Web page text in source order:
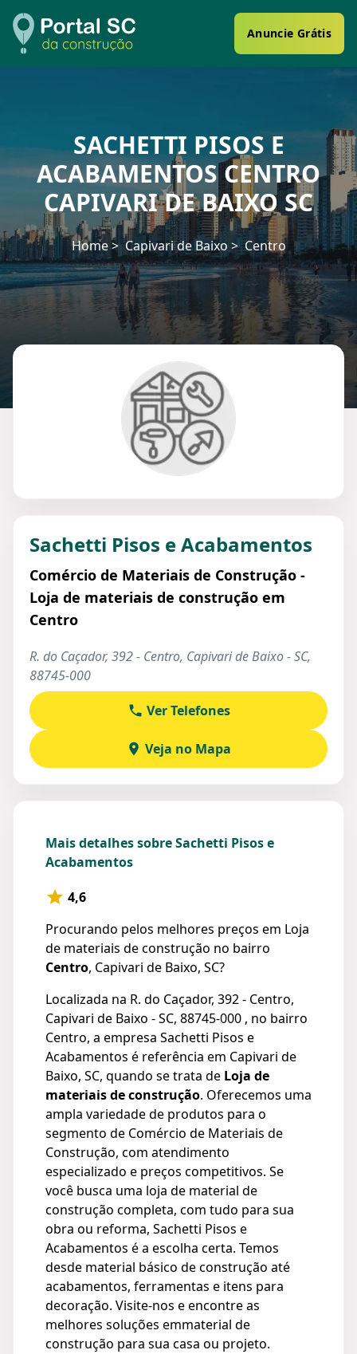
Anuncie Grátis
SACHETTI PISOS E
ACABAMENTOS CENTRO
CAPIVARI DE BAIXO SC
Home Capivari de Baixo Centro
Sachetti Pisos e Acabamentos
Comércio de Materiais de Construção -
Loja de materiais de construção em
Centro
R. do Caçador, 392 - Centro, Capivari de Baixo - SC,
88745-000
Ver Telefones
Veja no Mapa
Mais detalhes sobre Sachetti Pisos e
Acabamentos
4,6
Procurando pelos melhores preços em Loja
de materiais de construção no bairro
Centro, Capivari de Baixo, SC?
Localizada na R. do Caçador, 392 - Centro,
Capivari de Baixo - SC, 88745-000 , no bairro
Centro, a empresa Sachetti Pisos e
Acabamentos é referência em Capivari de
Baixo, SC, quando se trata de Loja de
materiais de construção. Oferecemos uma
ampla variedade de produtos para o
segmento de Comércio de Materiais de
Construção, com atendimento
especializado e preços competitivos. Se
você busca uma loja de material de
construção completa, com tudo para sua
obra ou reforma, Sachetti Pisos e
Acabamentos é a escolha certa. Temos
desde material básico de construção até
acabamentos, ferramentas e itens para
decoração. Visite-nos e encontre as
melhores soluções emmaterial de
construção para sua casa ou projeto.